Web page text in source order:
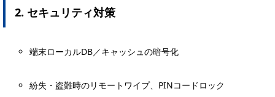
2. セキュリティ対策
端末ローカルDB／キャッシュの暗号化
紛失・盗難時のリモートワイプ、PINコードロック